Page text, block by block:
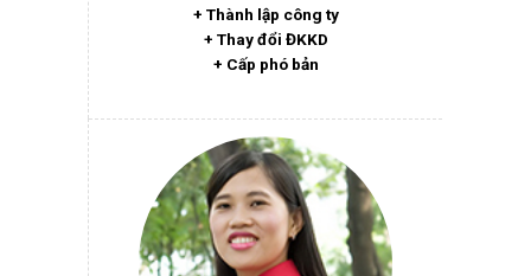
+ Thành lập công ty
+ Thay đổi ĐKKD
+ Cấp phó bản